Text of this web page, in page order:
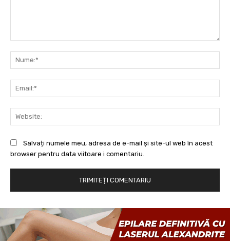
Salvați numele meu, adresa de e-mail și site-ul web în acest
browser pentru data viitoare i comentariu.